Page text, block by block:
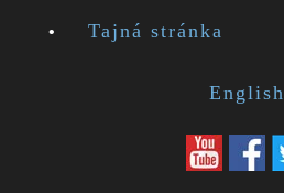
Tajná stránka
English